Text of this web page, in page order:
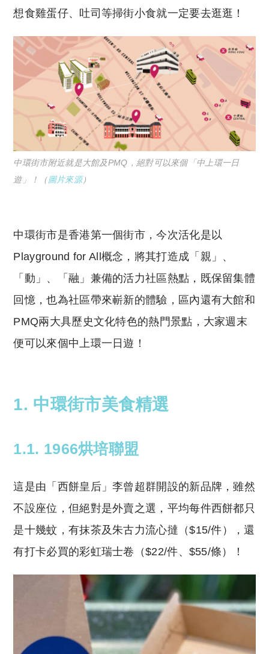
想食雞蛋仔、吐司等掃街小食就一定要去逛逛！
中環街市附近就是大館及PMQ，絕對可以來個「中上環一日
遊」！（圖片來源）
中環街市是香港第一個街市，今次活化是以
Playground for All概念，將其打造成「親」、
「動」、「融」兼備的活力社區熱點，既保留集體
回憶，也為社區帶來嶄新的體驗，區內還有大館和
PMQ兩大具歷史文化特色的熱門景點，大家週末
便可以來個中上環一日遊！
1. 中環街市美食精選
1.1. 1966烘培聯盟
這是由「西餅皇后」李曾超群開設的新品牌，雖然
不設座位，但絕對是外賣之選，平均每件西餅都只
是十幾蚊，有抹茶及朱古力流心撻（$15/件），還
有打卡必買的彩虹瑞士卷（$22/件、$55/條）！